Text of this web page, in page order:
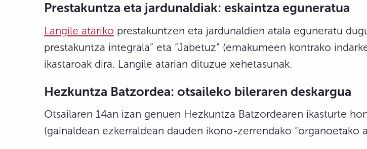
Prestakuntza eta jardunaldiak: eskaintza eguneratua
Langile atariko prestakuntzen eta jardunaldien atala eguneratu
prestakuntza integrala” eta “Jabetuz” (emakumeen kontrako
ikastaroak dira. Langile atarian dituzue xehetasunak.
Hezkuntza Batzordea: otsaileko bileraren deskargua
Otsailaren 14an izan genuen Hezkuntza Batzordearen ikasturte
(gainaldean ezkerraldean dauden ikono-zerrendako “organoetako